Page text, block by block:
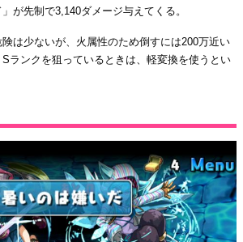
が先制で3,140ダメージ与えてくる。
は少ないが、火属性のため倒すには200万近い
ランクを狙っているときは、軽変換を使うとい